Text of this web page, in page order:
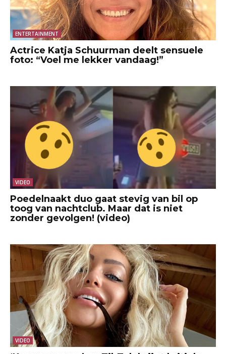
ENTERTAINMENT
Actrice Katja Schuurman deelt sensuele
foto: “Voel me lekker vandaag!”
VIDEO
Poedelnaakt duo gaat stevig van bil op
toog van nachtclub. Maar dat is niet
zonder gevolgen! (video)
VIDEO